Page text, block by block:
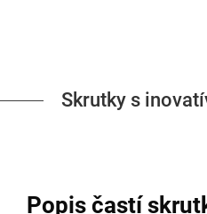
Skrutky s
Popis častí